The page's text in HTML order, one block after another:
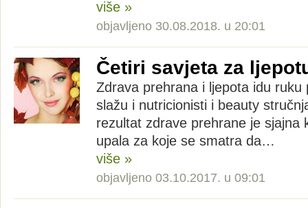
više »
objavljeno 30.08.2018. u 20:01
Četiri savjeta za
Zdrava prehrana i ljepota idu
slažu i nutricionisti i beauty
rezultat zdrave prehrane je sjajna
upala za koje se smatra da…
više »
objavljeno 03.10.2017. u 09:01